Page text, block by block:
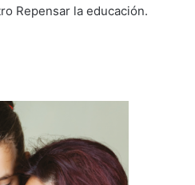
Repensar la educación.